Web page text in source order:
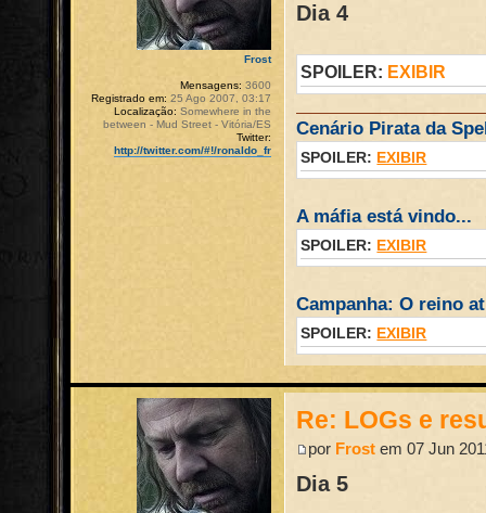
Dia 4
SPOILER: EXIBIR
Cenário Pirata da
SPOILER: EXIBIR
A máfia está vindo...
SPOILER: EXIBIR
Campanha: O reino
SPOILER: EXIBIR
Frost
Mensagens: 3600
Registrado em: 25 Ago 2007, 03:17
Localização: Somewhere in the
between - Mud Street - Vitória/ES
Twitter:
http://twitter.com/#!/ronaldo_fr
Re: LOGs e
por Frost em 07 Jun
Dia 5